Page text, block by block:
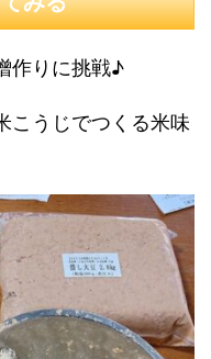
作りに挑戦♪
こうじでつくる米味